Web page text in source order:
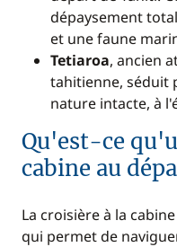
dépaysement
et une faune
Tetiaroa, ancien
tahitienne, séduit
nature intacte, à
Qu'est-ce
cabine au
La croisière à la
qui permet de